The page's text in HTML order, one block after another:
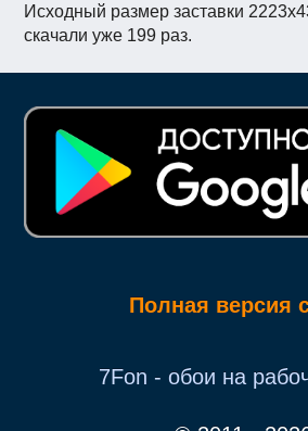
Исходный размер заставки
скачали уже 199 раз.
Полная версия
7Fon - обои на